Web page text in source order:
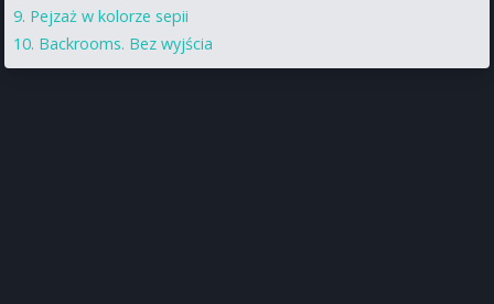
Pejzaż w kolorze sepii
Backrooms. Bez wyjścia